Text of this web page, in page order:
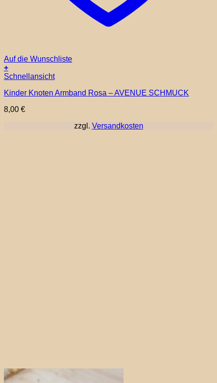
Auf die Wunschliste
+
Schnellansicht
Kinder Knoten Armband Rosa – AVENUE SCHMUCK
8,00 €
zzgl. Versandkosten